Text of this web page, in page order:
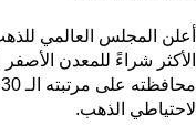
أعلن المجلس العالمي
لاحتياطي الذهب.